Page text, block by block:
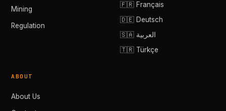
Mining
Regulation
🇫🇷 Français
🇩🇪 Deutsch
🇸🇦 العربية
🇹🇷 Türkçe
ABOUT
About Us